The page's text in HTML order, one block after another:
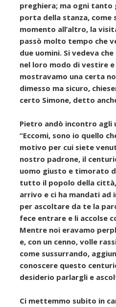
preghiera; ma ogni tanto
porta della stanza, come
momento all’altro, la
passò molto tempo che
due uomini. Si vedeva
nel loro modo di vestire
mostravamo una certa
dimesso ma sicuro,
certo Simone, detto
Pietro andò incontro agli
“Eccomi, sono io quello
motivo per cui siete
nostro padrone, il
uomo giusto e timorato
tutto il popolo della
arrivo e ci ha mandati ad
per ascoltare da te la
fece entrare e li accolse
Mentre noi eravamo
e, con un cenno, volle
come sussurrando,
conoscere questo
desiderio parlargli e
Ci mettemmo subito in